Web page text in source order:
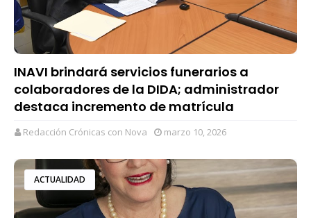
INAVI brindará servicios funerarios a
colaboradores de la DIDA; administrador
destaca incremento de matrícula
Redacción Crónicas con Nova marzo 10, 2026
ACTUALIDAD